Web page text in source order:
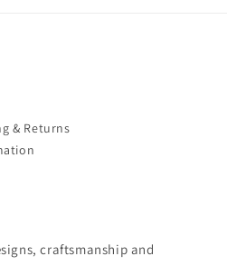
& Returns
craftsmanship and